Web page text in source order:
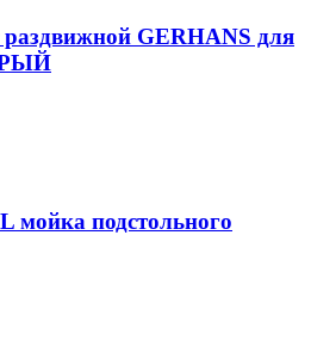
GERHANS для
мойка подстольного